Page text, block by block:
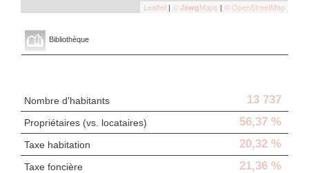
Leaflet | © JawgMaps | © OpenStreetMap
Bibliothèque
Nombre d'habitants 13 737
Propriétaires (vs. locataires) 56,37 %
Taxe habitation 20,32 %
Taxe foncière 21,36 %